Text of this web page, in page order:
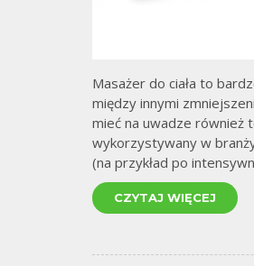
Masażer do ciała to
między innymi
mieć na uwadze również
wykorzystywany w
(na przykład po
CZYTAJ WIĘCEJ